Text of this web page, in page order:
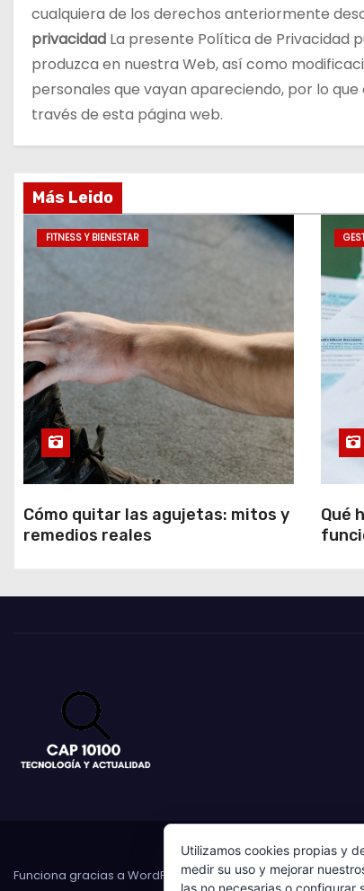
cualquiera de los derechos anteriormente
privacidad La presente Política de Privacidad
produzca en nuestra Web, así como
personales que vayan apareciendo, por lo
través de esta página web.
Más Leido
FITNESS Y BIENESTAR
Cómo quitar las agujetas: mitos y
remedios reales
Qué
Funciona gracias a WordPress|Tema:Newsesde
Utilizamos cookies propias y
medir su uso y mejorar
las no necesarias o configurar